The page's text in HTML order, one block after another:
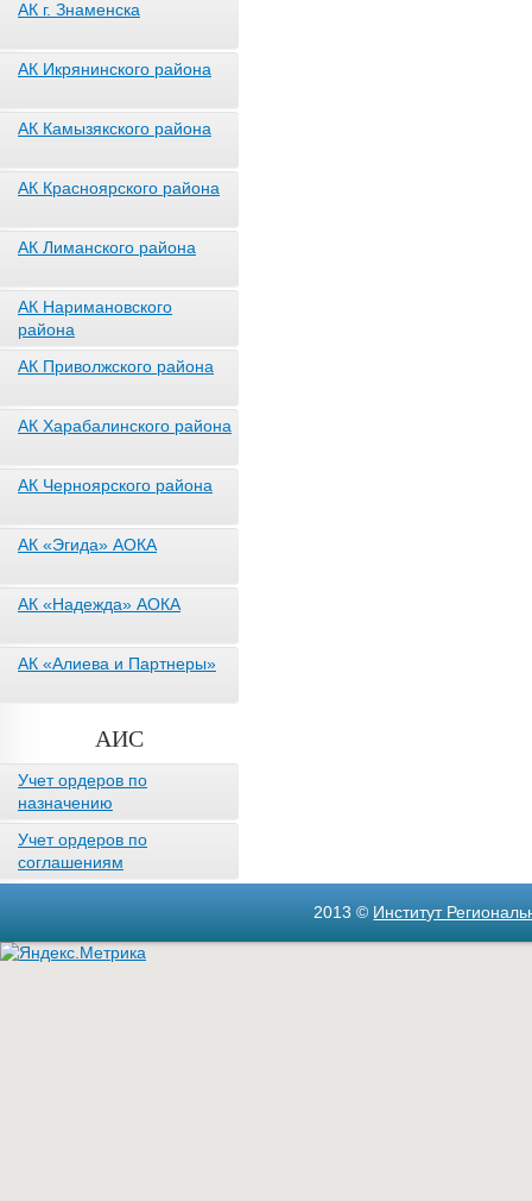
АК г. Знаменска
АК Икрянинского района
АК Камызякского района
АК Красноярского района
АК Лиманского района
АК Наримановского
района
АК Приволжского района
АК Харабалинского района
АК Черноярского района
АК «Эгида» АОКА
АК «Надежда» АОКА
АК «Алиева и Партнеры»
АИС
Учет ордеров по
назначению
Учет ордеров по
соглашениям
2013 © Институт